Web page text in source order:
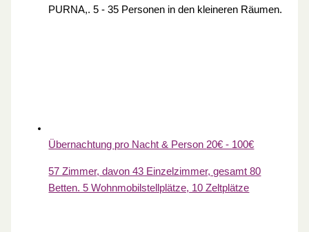
PURNA,. 5 - 35 Personen in den kleineren Räumen.
Übernachtung pro Nacht & Person 20€ - 100€
57 Zimmer, davon 43 Einzelzimmer, gesamt 80
Betten. 5 Wohnmobilstellplätze, 10 Zeltplätze